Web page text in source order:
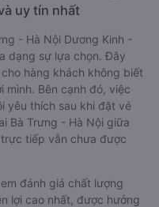
uy tín nhất
- Hà Nội Dương Kinh -
dạng sự lựa chọn. Đây
hàng khách không biết
mình. Bên cạnh đó, việc
yêu thích sau khi đặt vé
Bà Trưng - Hà Nội giữa
tiếp vẫn chưa được
đánh giá chất lượng
lợi cao nhất, được hưởng